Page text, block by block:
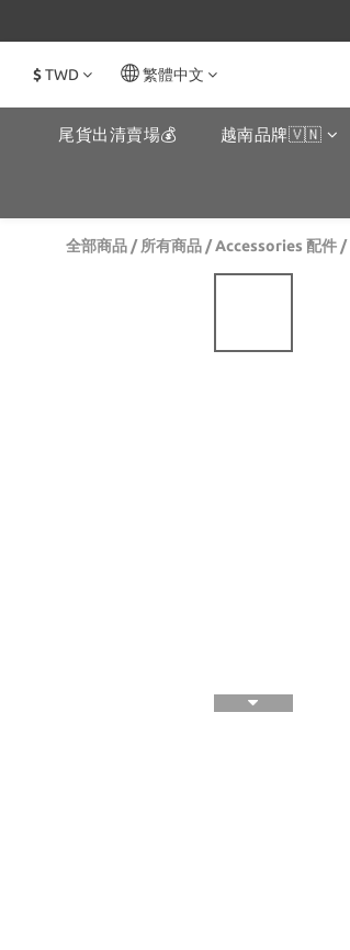
$TWD 繁體中文
尾貨出清賣場💰 越南品牌🇻🇳
全部商品 /所有商品 /Accessories 配件 /